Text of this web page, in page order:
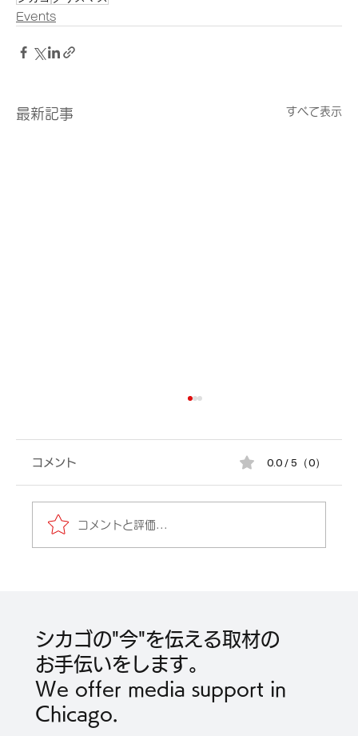
Events
最新記事 すべて表示
2027年4月11日までフィールド博物館に
て北米初開催。
コメント 0.0 / 5（0）
コメントと評価...
シカゴの"今"を伝える取材の
お手伝いをします。
We offer media support in
Chicago.